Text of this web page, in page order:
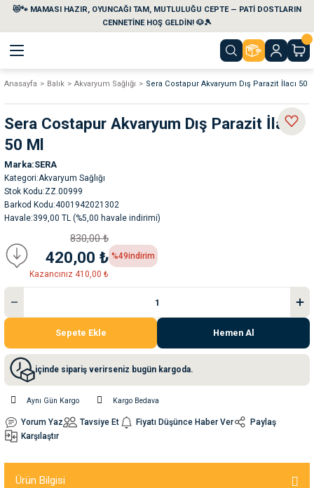
😻🐾 MAMASI HAZIR, OYUNCAĞI TAM, MUTLULUĞU CEPTE — PATİ DOSTLARIN
CENNETİNE HOŞ GELDİN! 🐶🎾
Geri Dön
Geri Dön
Temizlik Ürünleri
Geri Dön
Geri Dön
Geri Dön
Geri Dön
Anasayfa Balık Akvaryum Sağlığı Sera Costapur Akvaryum Dış Parazit İlacı 50
Sera Costapur Akvaryum Dış Parazit İlacı
50 Ml
Marka SERA
Kategori Akvaryum Sağlığı
Stok Kodu ZZ.00999
Barkod Kodu 4001942021302
Havale 399,00 TL (%5,00 havale indirimi)
830,00 ₺
420,00 ₺
Kazancınız 410,00 ₺
%49indirim
Sepete Ekle Hemen Al
içinde sipariş verirseniz bugün kargoda.
Aynı Gün Kargo Kargo Bedava
Yorum Yaz Tavsiye Et Fiyatı Düşünce Haber Ver
Paylaş
Karşılaştır
Ürün Bilgisi